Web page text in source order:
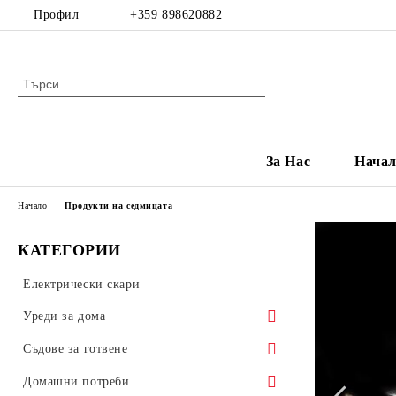
Профил +359 898620882
За Нас
КАТЕГОРИИ
Електрически скари
Уреди за дома
Електрически уреди
Чушкопек
Газови уреди
Съдове за готвене
Тенджери
Домашни потреби
Начало Продукти на седмицата